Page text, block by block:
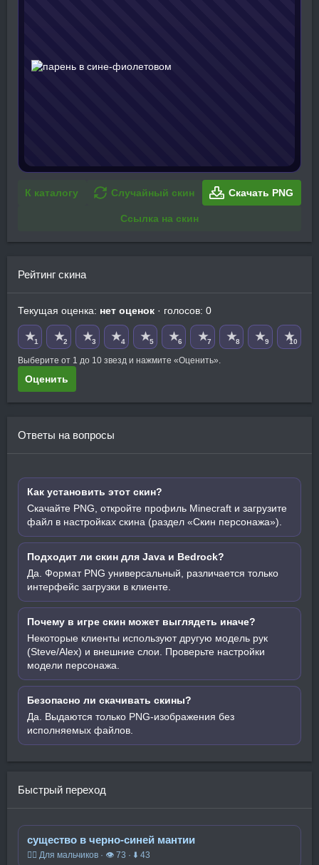
К каталогу Случайный скин Скачать PNG
Ссылка на скин
Рейтинг скина
Текущая оценка: нет оценок · голосов: 0
★1 ★2 ★3 ★4 ★5 ★6 ★7 ★8 ★9 ★10
Выберите от 1 до 10 звезд и нажмите «Оценить».
Оценить
Ответы на вопросы
Как установить этот скин?
Скачайте PNG, откройте профиль Minecraft и загрузите
файл в настройках скина (раздел «Скин персонажа»).
Подходит ли скин для Java и Bedrock?
Да. Формат PNG универсальный, различается только
интерфейс загрузки в клиенте.
Почему в игре скин может выглядеть иначе?
Некоторые клиенты используют другую модель рук
(Steve/Alex) и внешние слои. Проверьте настройки
модели персонажа.
Безопасно ли скачивать скины?
Да. Выдаются только PNG-изображения без
исполняемых файлов.
Быстрый переход
существо в черно-синей мантии
🧍‍♂️ Для мальчиков · 👁 73 · ⬇ 43